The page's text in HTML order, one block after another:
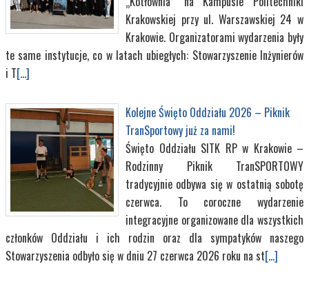
Krakowskiej przy ul. Warszawskiej 24 w
Krakowie. Organizatorami wydarzenia były
te same instytucje, co w latach ubiegłych: Stowarzyszenie Inżynierów
i T[...]
Kolejne Święto Oddziału 2026 – Piknik
TranSportowy już za nami!
Święto Oddziału SITK RP w Krakowie –
Rodzinny Piknik TranSPORTOWY
tradycyjnie odbywa się w ostatnią sobotę
czerwca. To coroczne wydarzenie
integracyjne organizowane dla wszystkich
członków Oddziału i ich rodzin oraz dla sympatyków naszego
Stowarzyszenia odbyło się w dniu 27 czerwca 2026 roku na st[...]